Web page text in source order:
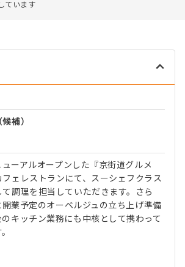
ています
補）
ーアルオープンした『京街道グルメ
ェレストランにて、スーシェフクラス
調理を担当していただきます。さら
業予定のオーベルジュの立ち上げ準備
キッチン業務にも中核として携わって